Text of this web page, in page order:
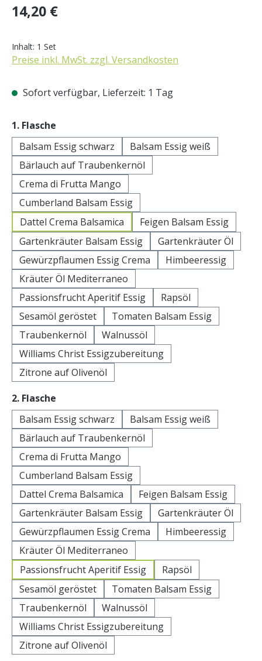
Regulärer Preis:
14,20 €
Inhalt: 1 Set
Preise inkl. MwSt. zzgl. Versandkosten
Sofort verfügbar, Lieferzeit: 1 Tag
1. Flasche
Balsam Essig schwarz
Balsam Essig weiß
Bärlauch auf Traubenkernöl
Crema di Frutta Mango
Cumberland Balsam Essig
Dattel Crema Balsamica
Feigen Balsam Essig
Gartenkräuter Balsam Essig
Gartenkräuter Öl
Gewürzpflaumen Essig Crema
Himbeeressig
Kräuter Öl Mediterraneo
Passionsfrucht Aperitif Essig
Rapsöl
Sesamöl geröstet
Tomaten Balsam Essig
Traubenkernöl
Walnussöl
Williams Christ Essigzubereitung
Zitrone auf Olivenöl
2. Flasche
Balsam Essig schwarz
Balsam Essig weiß
Bärlauch auf Traubenkernöl
Crema di Frutta Mango
Cumberland Balsam Essig
Dattel Crema Balsamica
Feigen Balsam Essig
Gartenkräuter Balsam Essig
Gartenkräuter Öl
Gewürzpflaumen Essig Crema
Himbeeressig
Kräuter Öl Mediterraneo
Passionsfrucht Aperitif Essig
Rapsöl
Sesamöl geröstet
Tomaten Balsam Essig
Traubenkernöl
Walnussöl
Williams Christ Essigzubereitung
Zitrone auf Olivenöl